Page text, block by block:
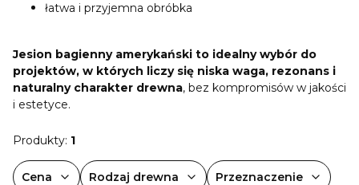
łatwa i przyjemna obróbka
Jesion bagienny amerykański to idealny wybór do
projektów, w których liczy się niska waga, rezonans i
naturalny charakter drewna, bez kompromisów w jakości
i estetyce.
Produkty: 1
Cena Rodzaj drewna Przeznaczenie